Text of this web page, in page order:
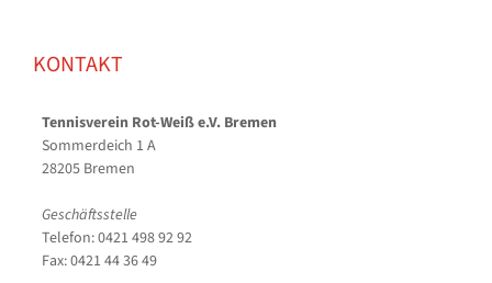
KONTAKT
Tennisverein Rot-Weiß e.V. Bremen
Sommerdeich 1 A
28205 Bremen
Geschäftsstelle
Telefon: 0421 498 92 92
Fax: 0421 44 36 49